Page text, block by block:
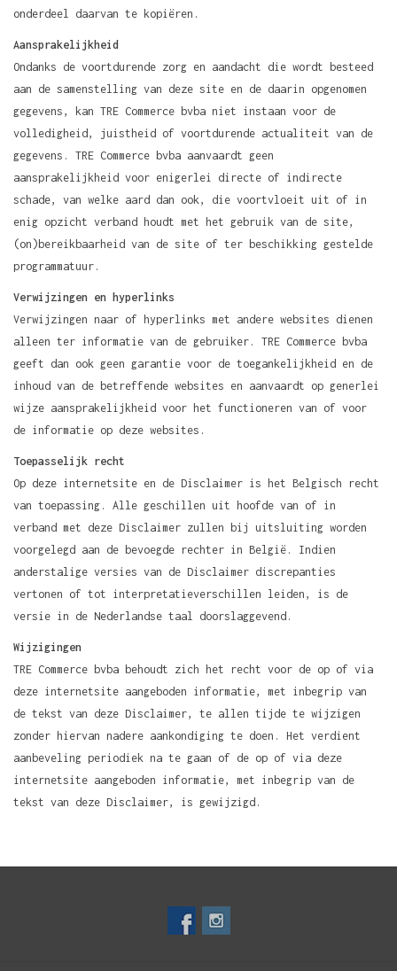
onderdeel daarvan te kopiëren.
Aansprakelijkheid
Ondanks de voortdurende zorg en aandacht die wordt besteed
aan de samenstelling van deze site en de daarin opgenomen
gegevens, kan TRE Commerce bvba niet instaan voor de
volledigheid, juistheid of voortdurende actualiteit van de
gegevens. TRE Commerce bvba aanvaardt geen
aansprakelijkheid voor enigerlei directe of indirecte
schade, van welke aard dan ook, die voortvloeit uit of in
enig opzicht verband houdt met het gebruik van de site,
(on)bereikbaarheid van de site of ter beschikking gestelde
programmatuur.
Verwijzingen en hyperlinks
Verwijzingen naar of hyperlinks met andere websites dienen
alleen ter informatie van de gebruiker. TRE Commerce bvba
geeft dan ook geen garantie voor de toegankelijkheid en de
inhoud van de betreffende websites en aanvaardt op generlei
wijze aansprakelijkheid voor het functioneren van of voor
de informatie op deze websites.
Toepasselijk recht
Op deze internetsite en de Disclaimer is het Belgisch recht
van toepassing. Alle geschillen uit hoofde van of in
verband met deze Disclaimer zullen bij uitsluiting worden
voorgelegd aan de bevoegde rechter in België. Indien
anderstalige versies van de Disclaimer discrepanties
vertonen of tot interpretatieverschillen leiden, is de
versie in de Nederlandse taal doorslaggevend.
Wijzigingen
TRE Commerce bvba behoudt zich het recht voor de op of via
deze internetsite aangeboden informatie, met inbegrip van
de tekst van deze Disclaimer, te allen tijde te wijzigen
zonder hiervan nadere aankondiging te doen. Het verdient
aanbeveling periodiek na te gaan of de op of via deze
internetsite aangeboden informatie, met inbegrip van de
tekst van deze Disclaimer, is gewijzigd.